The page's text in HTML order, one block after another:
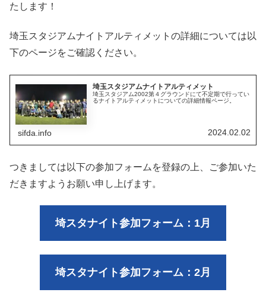
たします！
埼玉スタジアムナイトアルティメットの詳細については以
下のページをご確認ください。
埼玉スタジアムナイトアルティメット
埼玉スタジアム2002第４グラウンドにて不定期で行ってい
るナイトアルティメットについての詳細情報ページ。
sifda.info 2024.02.02
つきましては以下の参加フォームを登録の上、ご参加いた
だきますようお願い申し上げます。
埼スタナイト参加フォーム：1月
埼スタナイト参加フォーム：2月